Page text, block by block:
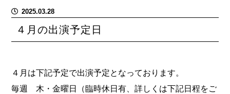
2025.03.28
４月の出演予定日
４月は下記予定で出演予定となっております。
毎週 木・金曜日（臨時休日有、詳しくは下記日程をご